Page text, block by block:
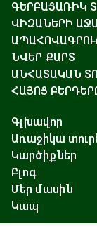
ԳԵՐԲԱՑԱՌԻԿ
ՎԻԶԱՆԵՐԻ
ՆՎԵՐ ՔԱՐՏ
ԱՆՀԱՏԱԿԱՆ
ՀԱՅՈՑ
Գլխավոր
Առաջիկա
Կարծիքներ
Բլոգ
Մեր մասին
Կապ